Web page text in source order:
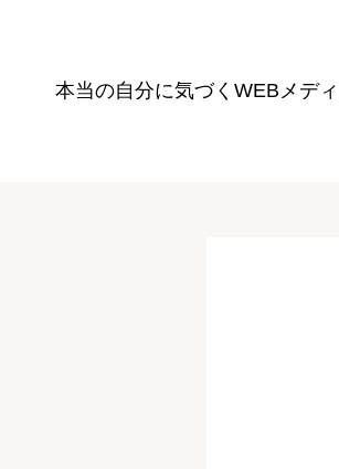
本当の自分に気づく WEBメデ